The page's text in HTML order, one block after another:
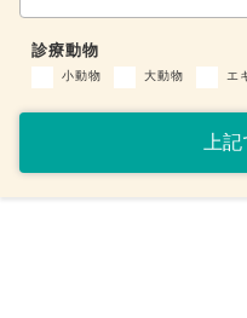
診療動物
小動物 大動物 エ